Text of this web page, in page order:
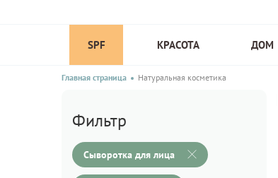
SPF КРАСОТА ДОМ
Главная страница Натуральная косметика
Фильтр
Сыворотка для лица